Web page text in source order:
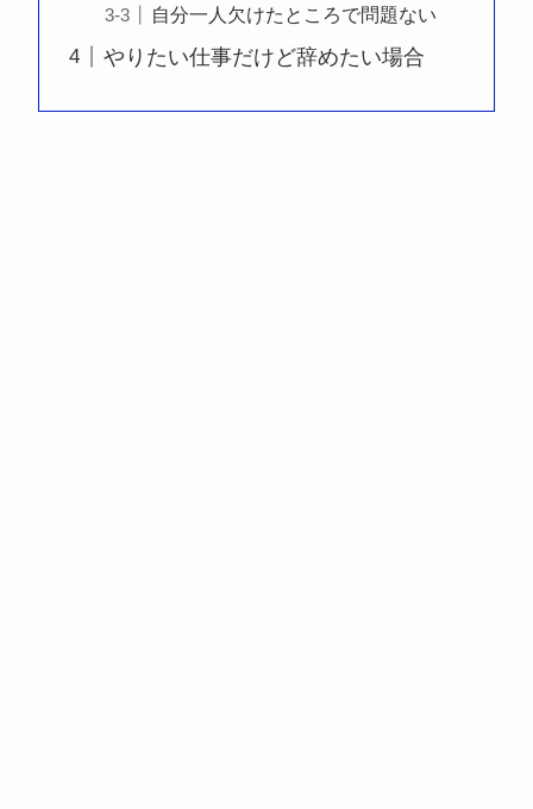
自分一人欠けたところで問題ない
やりたい仕事だけど辞めたい場合